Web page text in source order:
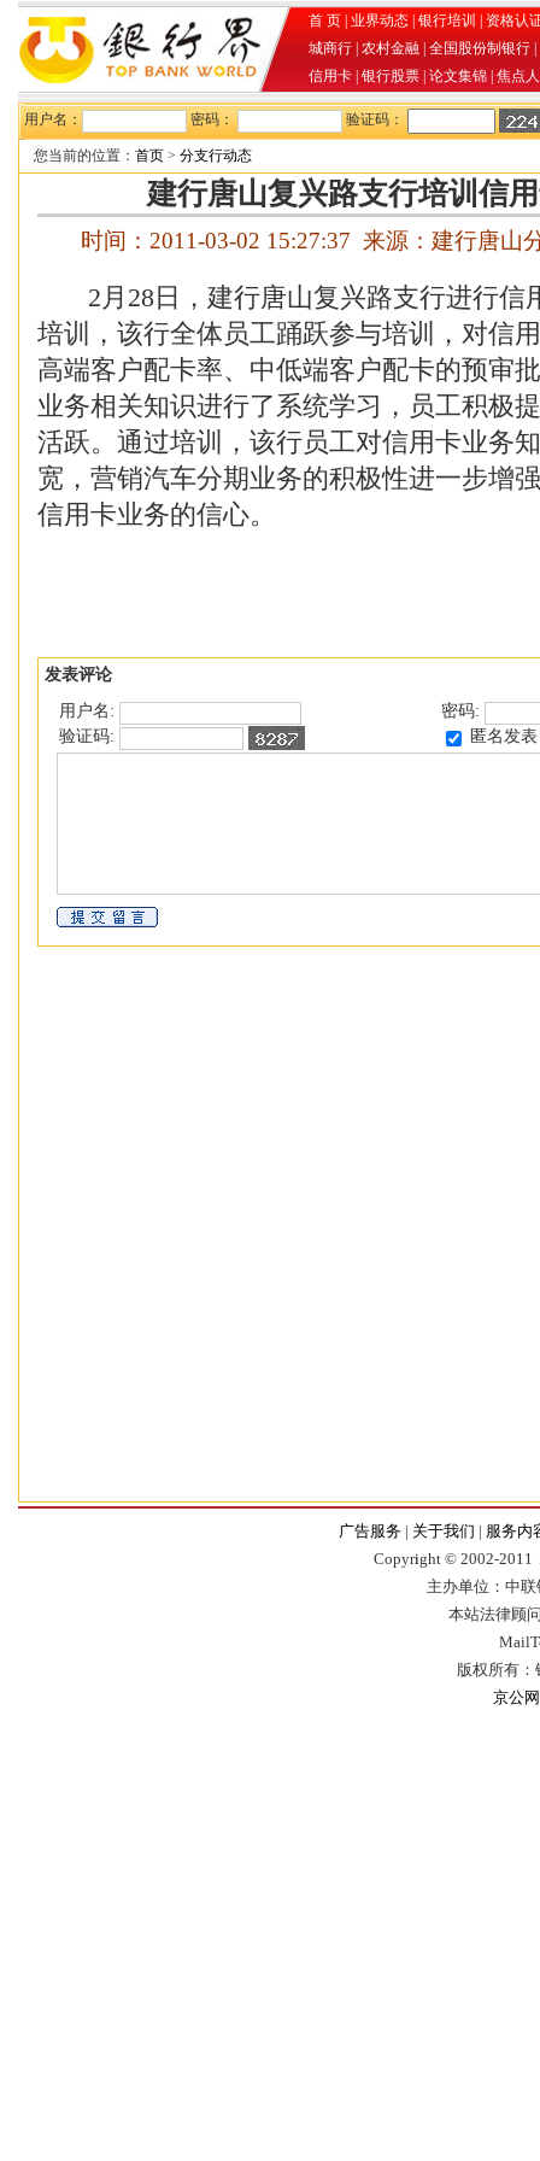
首 页 业界动态 银行培训
资格认
城商行 农村金融 全国股份制银行
信用卡 银行股票 论文集锦 焦点
用户名： 密码： 验证码：
您当前的位置： 首页 > 分支行动态
建行唐山复兴路支行培训信
时间：2011-03-02 15:27:37 来源：建行唐山
2月28日，建行唐山复兴路支行进行信
培训，该行全体员工踊跃参与培训，对信
高端客户配卡率、中低端客户配卡的预审
业务相关知识进行了系统学习，员工积极
活跃。通过培训，该行员工对信用卡业务
宽，营销汽车分期业务的积极性进一步增
信用卡业务的信心。
发表评论
用户名:
密码:
验证码:
匿名发表
广告服务 | 关于我们 | 服务内
Copyright © 2002-2011
主办单位：中
本站法律顾
版权所有
京公